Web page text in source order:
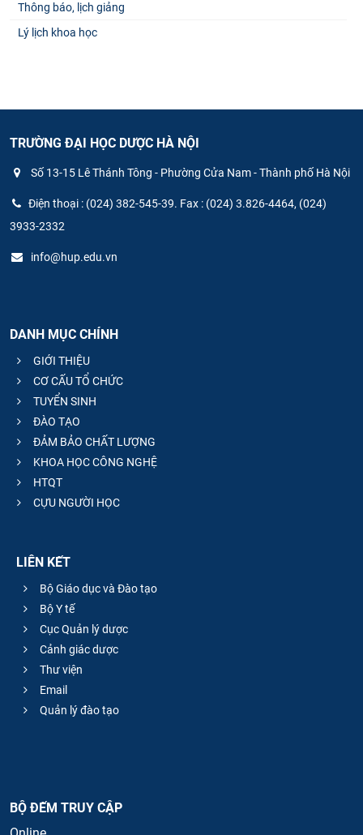
Thông báo, lịch giảng
Lý lịch khoa học
TRƯỜNG ĐẠI HỌC DƯỢC HÀ NỘI
Số 13-15 Lê Thánh Tông - Phường Cửa Nam - Thành phố Hà Nội
Điện thoại : (024) 382-545-39. Fax : (024) 3.826-4464, (024)
3933-2332
info@hup.edu.vn
DANH MỤC CHÍNH
GIỚI THIỆU
CƠ CẤU TỔ CHỨC
TUYỂN SINH
ĐÀO TẠO
ĐẢM BẢO CHẤT LƯỢNG
KHOA HỌC CÔNG NGHỆ
HTQT
CỰU NGƯỜI HỌC
LIÊN KẾT
Bộ Giáo dục và Đào tạo
Bộ Y tế
Cục Quản lý dược
Cảnh giác dược
Thư viện
Email
Quản lý đào tạo
BỘ ĐẾM TRUY CẬP